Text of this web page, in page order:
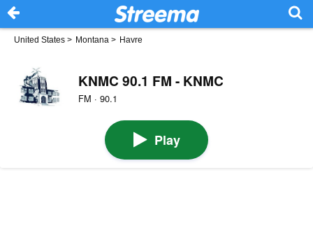
United States > Montana > Havre
KNMC 90.1 FM - KNMC
FM · 90.1
Play